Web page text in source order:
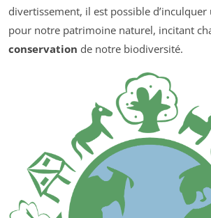
divertissement, il est possible
pour notre patrimoine naturel, incitant
conservation de notre biodiversité.